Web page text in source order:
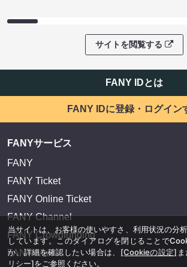
サイトを閲覧する
FANY IDとは
FANY IDに登録・ログイン
FANYサービス
FANY
FANY Ticket
FANY Online Ticket
FANY Channel
FANY Crowdfunding
FANY Mall
当サイトは、お客様の使いやすさ、利用状況の分
しています。このダイアログを閉じることで
か、詳細を確認したい場合は、 [Cookieの設定]
リシー]をご参照ください。